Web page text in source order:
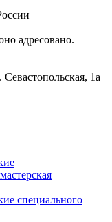
адресовано.
1а
специального